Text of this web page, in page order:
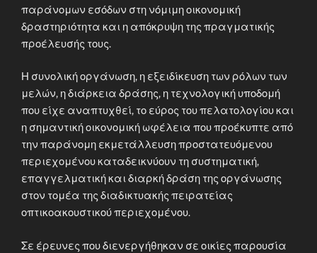
παράνομων εσόδων στη νόμιμη οικονομική
δραστηριότητα και η απόκρυψη της πραγματικής
προέλευσής τους.
Η συνολική οργάνωση, η εξειδίκευση των ρόλων των
μελών, η διάρκεια δράσης, η τεχνολογική υποδομή
που είχε αναπτυχθεί, το εύρος του πελατολογίου και
η σημαντική οικονομική ωφέλεια που προέκυπτε από
την παράνομη εκμετάλλευση προστατευόμενου
περιεχομένου καταδεικνύουν τη συστηματική,
επαγγελματική και διαρκή δράση της οργάνωσης
στον τομέα της διαδικτυακής πειρατείας
οπτικοακουστικού περιεχομένου.
Σε έρευνες που διενεργήθηκαν σε οικίες παρουσία